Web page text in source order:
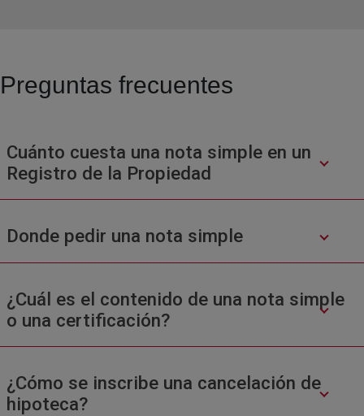
Preguntas frecuentes
Cuánto cuesta una nota simple en un
Registro de la Propiedad
Donde pedir una nota simple
¿Cuál es el contenido de una nota simple
o una certificación?
¿Cómo se inscribe una cancelación de
hipoteca?